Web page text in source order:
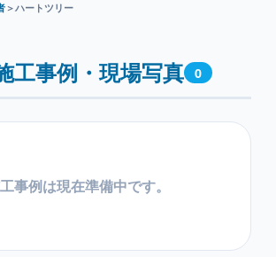
＞ハートツリー
工事例・現場写真 0
事例は現在準備中です。